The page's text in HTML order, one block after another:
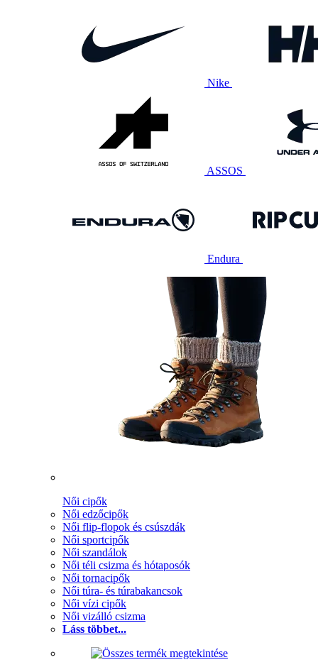
Nike
ASSOS
Endura
Női cipők
Női edzőcipők
Női flip-flopok és csúszdák
Női sportcipők
Női szandálok
Női téli csizma és hótaposók
Női tornacipők
Női túra- és túrabakancsok
Női vízi cipők
Női vizálló csizma
Láss többet...